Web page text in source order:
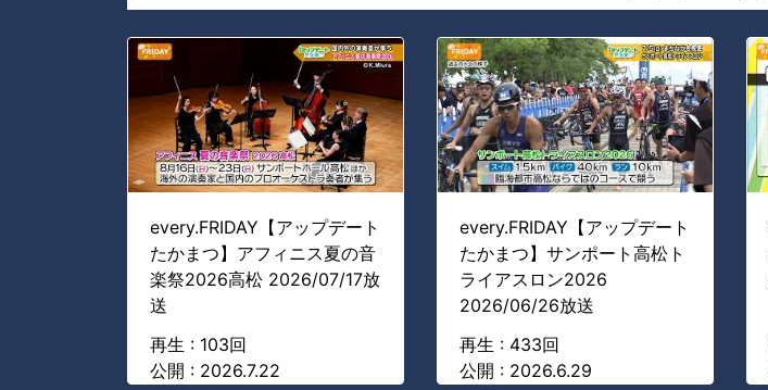
every.FRIDAY【アップデート
たかまつ】アフィニス夏の音
楽祭2026高松 2026/07/17放
送
再生 : 103回
公開 : 2026.7.22
every.FRIDAY【アップデート
たかまつ】サンポート高松ト
ライアスロン2026
2026/06/26放送
再生 : 433回
公開 : 2026.6.29